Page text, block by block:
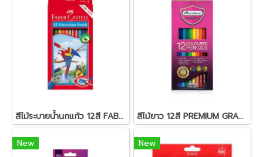
สีไม้ระบายน้ำนกแก้ว 12สี FABER-CASTELL สีไม้ยาว 12สี PREMIUM GRADE MASTER-ART
New New